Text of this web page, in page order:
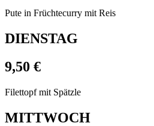
Pute in Früchtecurry mit Reis
DIENSTAG
9,50 €
Filettopf mit Spätzle
MITTWOCH